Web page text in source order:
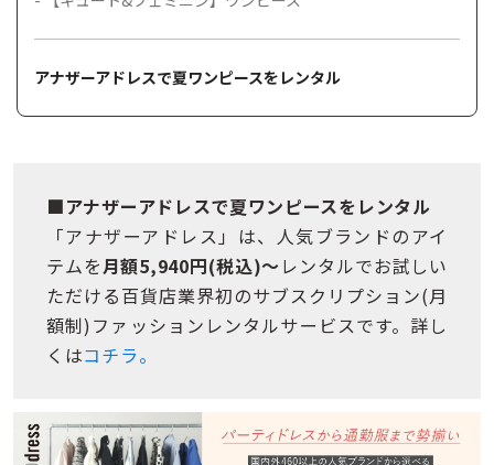
アナザーアドレスで夏ワンピースをレンタル
■アナザーアドレスで夏ワンピースをレンタル
「アナザーアドレス」は、人気ブランドのアイ
テムを月額5,940円(税込)～レンタルでお試しい
ただける百貨店業界初のサブスクリプション(月
額制)ファッションレンタルサービスです。詳し
くはコチラ。